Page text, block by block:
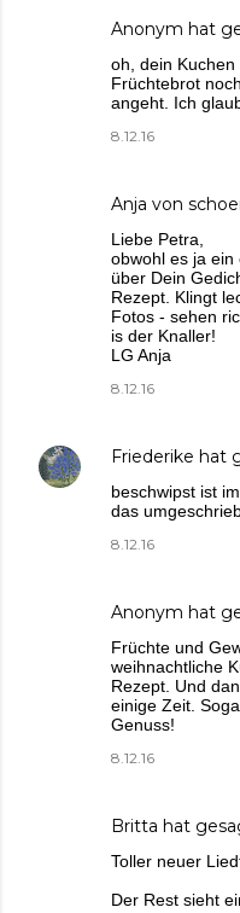
Anonym hat
oh, dein
Früchtebrot
angeht. Ich
8.12.16
Anja von
Liebe Petra,
obwohl es ja
über Dein
Rezept. Klingt
Fotos - sehen
is der Knaller!
LG Anja
8.12.16
Friederike hat
beschwipst ist
das
8.12.16
Anonym hat
Früchte und
weihnachtliche
Rezept. Und
einige Zeit.
Genuss!
8.12.16
Britta hat
Toller neuer
Der Rest sieht